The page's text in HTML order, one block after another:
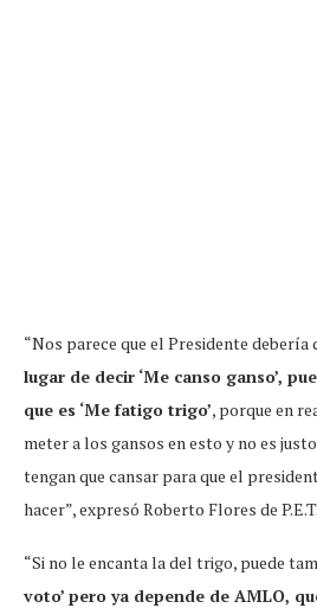
“Nos parece que el Presidente debería
lugar de decir ‘Me canso ganso’,
que es ‘Me fatigo trigo’, porque en
meter a los gansos en esto y no es
tengan que cansar para que el
hacer”, expresó Roberto Flores de
“Si no le encanta la del trigo, puede
voto’ pero ya depende de AMLO,